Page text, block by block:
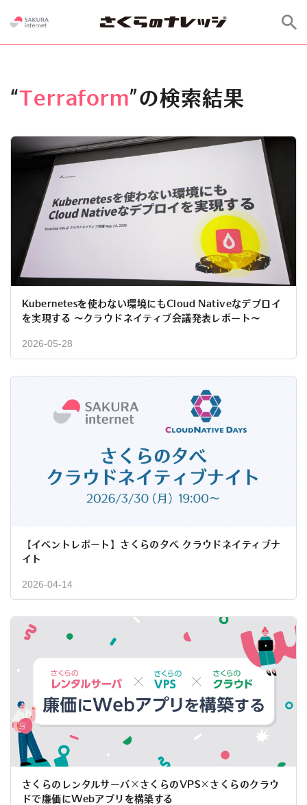
“Terraform”の検索結果
Kubernetesを使わない環境にもCloud Nativeなデプロイ
を実現する 〜クラウドネイティブ会議発表レポート〜
2026-05-28
【イベントレポート】さくらの夕べ クラウドネイティブナ
イト
2026-04-14
さくらのレンタルサーバ×さくらのVPS×さくらのクラウ
ドで廉価にWebアプリを構築する